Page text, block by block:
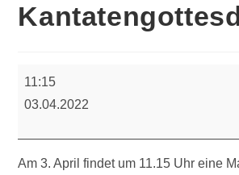
11:15
03.04.2022
Am 3. April findet um 11.15 Uhr eine